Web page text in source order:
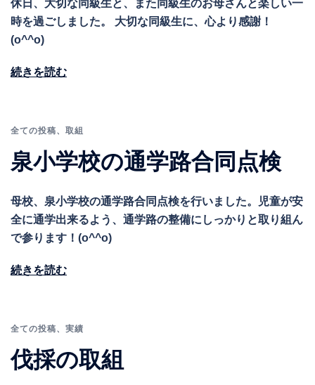
休日、大切な同級生と、また同級生のお母さんと楽しい一
時を過ごしました。 大切な同級生に、心より感謝！
(o^^o)
続きを読む
全ての投稿、 取組
泉小学校の通学路合同点検
母校、泉小学校の通学路合同点検を行いました。児童が安
全に通学出来るよう、通学路の整備にしっかりと取り組ん
で参ります！(o^^o)
続きを読む
全ての投稿、 実績
伐採の取組